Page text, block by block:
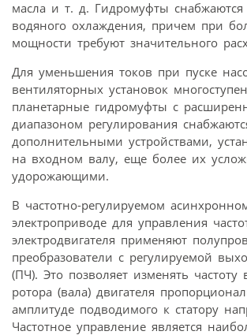
масла и т. д. Гидромуфты снабжаются
водяного охлаждения, причем при
мощности требуют значительного
Для уменьшения токов при пуске
вентиляторных установок
планетарные гидромуфты с
диапазоном регулирования
дополнительными устройствами,
на входном валу, еще более их
удорожающими.
В частотно-регулируемом
электроприводе для управления
электродвигателя применяют
преобразователи с регулируемой
(ПЧ). Это позволяет изменять частоту
ротора (вала) двигателя
амплитуде подводимого к статору
Частотное управление является